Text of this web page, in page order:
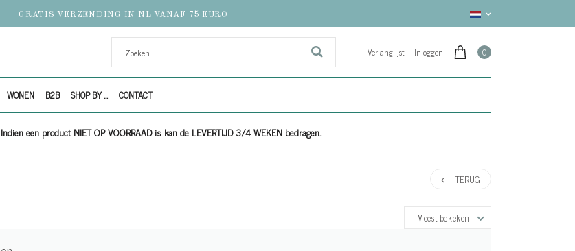
GRATIS VERZENDING IN NL VANAF 75 EURO
Verlanglijst Inloggen 0
WONEN B2B SHOP BY ... CONTACT
een product NIET OP VOORRAAD is kan de LEVERTIJD 3/4 WEKEN bedragen.
TERUG
Meest bekeken